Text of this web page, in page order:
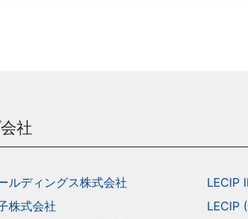
社
ルディングス株式会社
株式会社
LECIP
LECIP